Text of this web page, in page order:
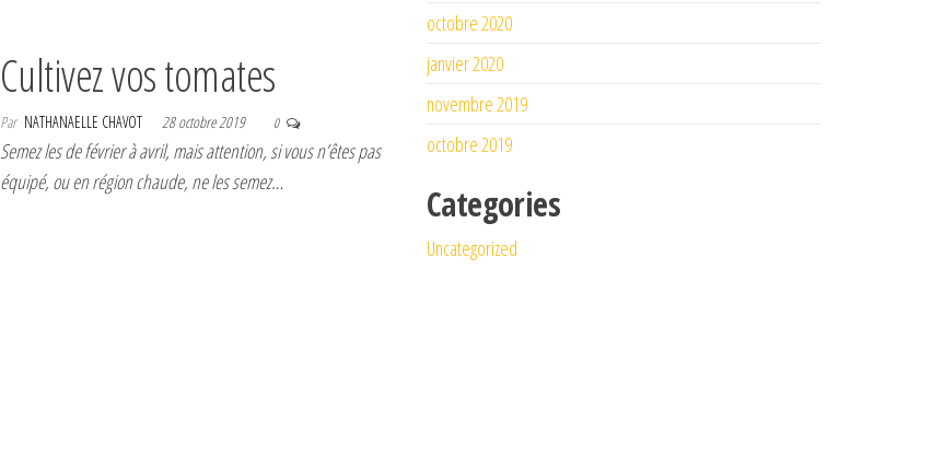
Cultivez vos tomates
Par NATHANAELLE CHAVOT 28 octobre 2019 0
Semez les de février à avril, mais attention, si vous n’êtes pas
équipé, ou en région chaude, ne les semez…
octobre 2020
janvier 2020
novembre 2019
octobre 2019
Categories
Uncategorized